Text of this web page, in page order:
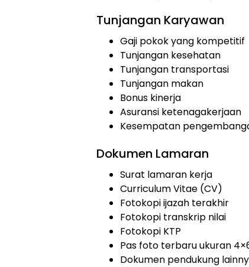
Tunjangan Karyawan
Gaji pokok yang kompetitif
Tunjangan kesehatan
Tunjangan transportasi
Tunjangan makan
Bonus kinerja
Asuransi ketenagakerjaan
Kesempatan
Dokumen Lamaran
Surat lamaran kerja
Curriculum Vitae (CV)
Fotokopi ijazah terakhir
Fotokopi transkrip nilai
Fotokopi KTP
Pas foto terbaru ukuran
Dokumen pendukung